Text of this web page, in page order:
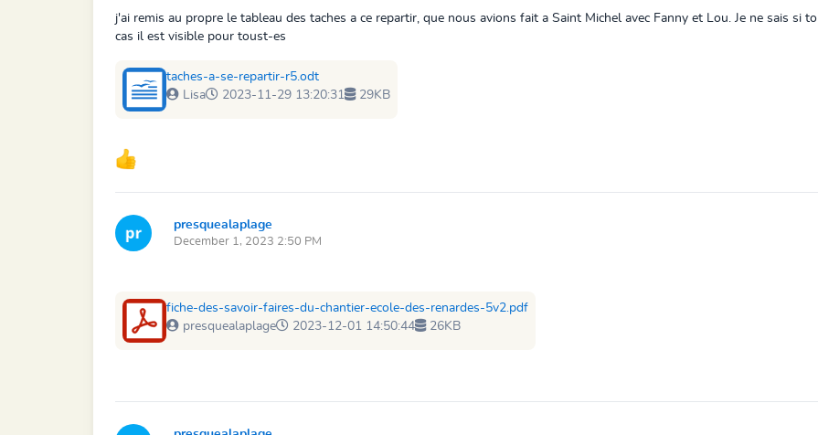
j'ai remis au propre le tableau des taches a ce repartir, que nous avions fait a Saint Michel avec Fanny et Lou. Je ne sais si
cas il est visible pour toust-es
taches-a-se-repartir-r5.odt
Lisa
2023-11-29 13:20:31 29KB
presquealaplage
December 1, 2023 2:50 PM
fiche-des-savoir-faires-du-chantier-ecole-des-renardes-5v2.pdf
presquealaplage
2023-12-01 14:50:44 26KB